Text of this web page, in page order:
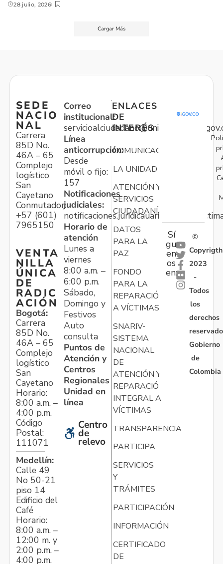
28 julio, 2026
Cargar Más
SEDE
NACIO
NAL
Carrera
85D No.
46A – 65
Complejo
logístico
San
Cayetano
Conmutador:
+57 (601)
7965150
VENTA
NILLA
ÚNICA
DE
RADIC
ACIÓN
Bogotá:
Carrera
85D No.
46A – 65
Complejo
logístico
San
Cayetano
Horario:
8:00 a.m. –
4:00 p.m.
Código
Postal:
111071
Medellín:
Calle 49
No 50-21
piso 14
Edificio del
Café
Horario:
8:00 a.m. –
12:00 m. y
2:00 p.m. –
4:00 p.m.
Correo
institucional:
Línea
anticorrupción:
Desde
móvil o fijo:
157
Notificaciones
judiciales:
Horario de
atención
Lunes a
viernes
8:00 a.m. –
6:00 p.m.
Sábado,
Domingo y
Festivos
Auto
consulta
Puntos de
Atención y
Centros
Regionales
Unidad en
línea
Centro
de
relevo
ENLACES
DE
INTERÉS
COMUNICACIONES
LA UNIDAD
ATENCIÓN Y
SERVICIOS
CIUDADANÍA
DATOS
PARA LA
PAZ
FONDO
PARA LA
REPARACIÓN
A VÍCTIMAS
SNARIV-
SISTEMA
NACIONAL
DE
ATENCIÓN Y
REPARACIÓN
INTEGRAL A
VÍCTIMAS
TRANSPARENCIA
PARTICIPA
SERVICIOS
Y
TRÁMITES
PARTICIPACIÓN
INFORMACIÓN
CERTIFICADO
DE
Sí
gu
en
os
en:
©
Copyrigth
2023
-
Todos
los
derechos
Gobierno
de
Colombia